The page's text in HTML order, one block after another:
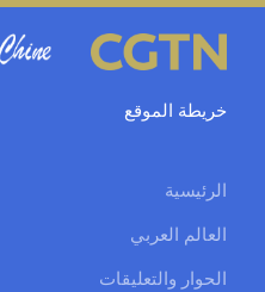
خريطة الموقع
الرئيسية
العالم العربي
الحوار والتعليقات